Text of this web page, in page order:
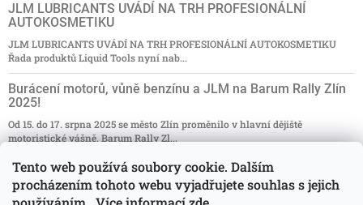
Tento web používá soubory cookie. Dalším
procházením tohoto webu vyjadřujete souhlas s jejich
JLM LUBRICANTS UVÁDÍ NA TRH PROFESIONÁLNÍ
AUTOKOSMETIKU
JLM LUBRICANTS UVÁDÍ NA TRH PROFESIONÁLNÍ AUTOKOSMETIKU
Řada produktů Liquid Tools nyní nab...
Burácení motorů, vůně benzínu a JLM na Barum Rally Zlín
2025!
Od 15. do 17. srpna 2025 se město Zlín proměnilo v hlavní dějiště
motoristické vášně. Barum Rally Zl...
NAKUPUJ ZA ZVÝHODNĚNÉ CENY
Nakupujte s 15% slevou a užívejte si kvality! Máme pro vás skvělou